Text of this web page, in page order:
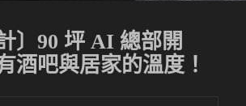
〕90 坪 AI 總部開
酒吧與居家的溫度！